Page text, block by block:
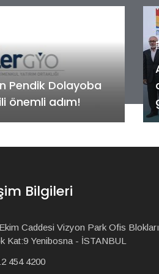
Konutları'nın
töreni
Bilgileri
Caddesi Vizyon Park Ofis
Kat:9 Yenibosna - İSTANBUL
454 4200